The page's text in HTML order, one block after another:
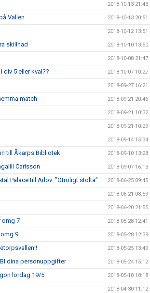
2018-10-13 21:43
Vallen 2018-10-13 20:51
2018-10-12 13:51
skillnad 2018-10-10 13:50
2018-10-08 21:47
div 5 eller kval?? 2018-10-07 10:27
2018-09-27 16:21
match 2018-09-21 20:46
2018-09-21 10:32
2018-09-21 10:29
2018-09-14 15:34
till Åkarps Bibliotek 2018-09-10 13:28
Carlsson 2018-09-07 16:13
Palace till Arlöv: ”Otroligt stolta” 2018-06-25 09:45
2018-06-21 08:59
2018-06-20 21:55
omg 7 2018-05-28 12:41
9 2018-05-28 12:39
2018-05-25 13:49
dina personuppgifter 2018-05-24 15:12
lördag 19/5 2018-05-18 18:18
2018-04-30 11:12